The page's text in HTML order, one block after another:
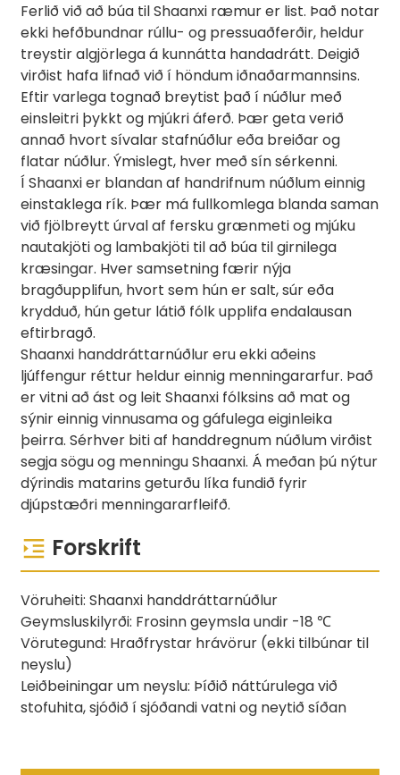
Ferlið við að búa til Shaanxi ræmur er list. Það notar
ekki hefðbundnar rúllu- og pressuaðferðir, heldur
treystir algjörlega á kunnátta handadrátt. Deigið
virðist hafa lifnað við í höndum iðnaðarmannsins.
Eftir varlega tognað breytist það í núðlur með
einsleitri þykkt og mjúkri áferð. Þær geta verið
annað hvort sívalar stafnúðlur eða breiðar og
flatar núðlur. Ýmislegt, hver með sín sérkenni.
Í Shaanxi er blandan af handrifnum núðlum einnig
einstaklega rík. Þær má fullkomlega blanda saman
við fjölbreytt úrval af fersku grænmeti og mjúku
nautakjöti og lambakjöti til að búa til girnilega
kræsingar. Hver samsetning færir nýja
bragðupplifun, hvort sem hún er salt, súr eða
krydduð, hún getur látið fólk upplifa endalausan
eftirbragð.
Shaanxi handdráttarnúðlur eru ekki aðeins
ljúffengur réttur heldur einnig menningararfur. Það
er vitni að ást og leit Shaanxi fólksins að mat og
sýnir einnig vinnusama og gáfulega eiginleika
þeirra. Sérhver biti af handdregnum núðlum virðist
segja sögu og menningu Shaanxi. Á meðan þú nýtur
dýrindis matarins geturðu líka fundið fyrir
djúpstæðri menningararfleifð.
Forskrift
Vöruheiti: Shaanxi handdráttarnúðlur
Geymsluskilyrði: Frosinn geymsla undir -18 ℃
Vörutegund: Hraðfrystar hrávörur (ekki tilbúnar til
neyslu)
Leiðbeiningar um neyslu: Þíðið náttúrulega við
stofuhita, sjóðið í sjóðandi vatni og neytið síðan